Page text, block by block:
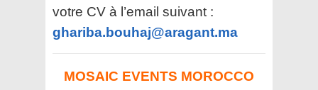
votre CV à l’email suivant :
ghariba.bouhaj@aragant.ma
MOSAIC EVENTS MOROCCO